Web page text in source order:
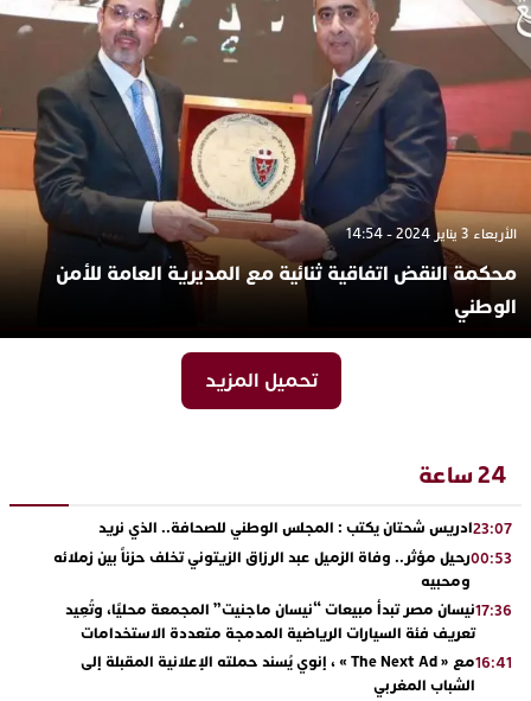
الأربعاء 3 يناير 2024 - 14:54
محكمة النقض اتفاقية ثنائية مع المديرية العامة للأمن
الوطني
تحميل المزيد
24 ساعة
23:07ادريس شحتان يكتب : المجلس الوطني للصحافة.. الذي نريد
00:53رحيل مؤثر.. وفاة الزميل عبد الرزاق الزيتوني تخلف حزناً بين زملائه
ومحبيه
17:36نيسان مصر تبدأ مبيعات “نيسان ماجنيت” المجمعة محليًا، وتُعِيد
تعريف فئة السيارات الرياضية المدمجة متعددة الاستخدامات
16:41
مع « The Next Ad » ، إنوي يُسند حملته الإعلانية المقبلة إلى
الشباب المغربي